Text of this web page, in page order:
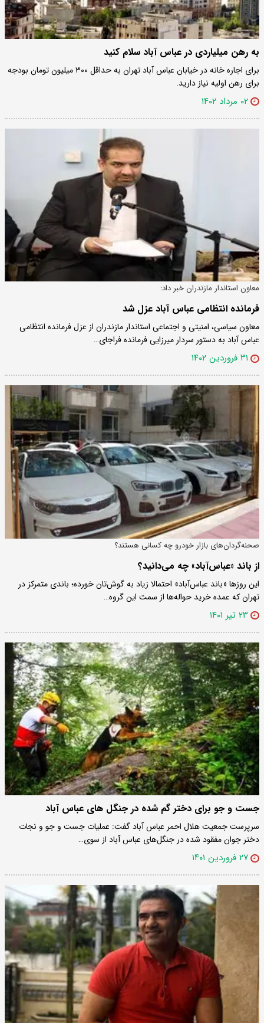
به رهن میلیاردی در عباس آباد سلام کنید
​برای اجاره خانه در خیابان عباس آباد تهران به حداقل ۳۰۰ میلیون تومان بودجه
برای رهن اولیه نیاز دارید.
۰۲ مرداد ۱۴۰۲
معاون استاندار مازندران خبر داد:
فرمانده انتظامی عباس آباد عزل شد
معاون سیاسی، امنیتی و اجتماعی استاندار مازندران از عزل فرمانده انتظامی
عباس آباد به دستور سردار میرزایی فرمانده فراجای…
۳۱ فروردین ۱۴۰۲
صحنه‌گردان‌های بازار خودرو چه کسانی هستند؟
از باند «عباس‌آباد» چه می‌دانید؟
این روزها «باند عباس‌آباد» احتمالا زیاد به گوش‌تان خورده؛ باندی متمرکز در
تهران که عمده خرید حواله‌ها از سمت این گروه…
۲۳ تیر ۱۴۰۱
جست‌ و جو برای دختر گم شده در جنگل‌ های عباس آباد
سرپرست جمعیت هلال احمر عباس آباد گفت: عملیات جست‌ و جو و نجات
دختر جوان مفقود شده در جنگل‌های عباس آباد از سوی…
۲۷ فروردین ۱۴۰۱